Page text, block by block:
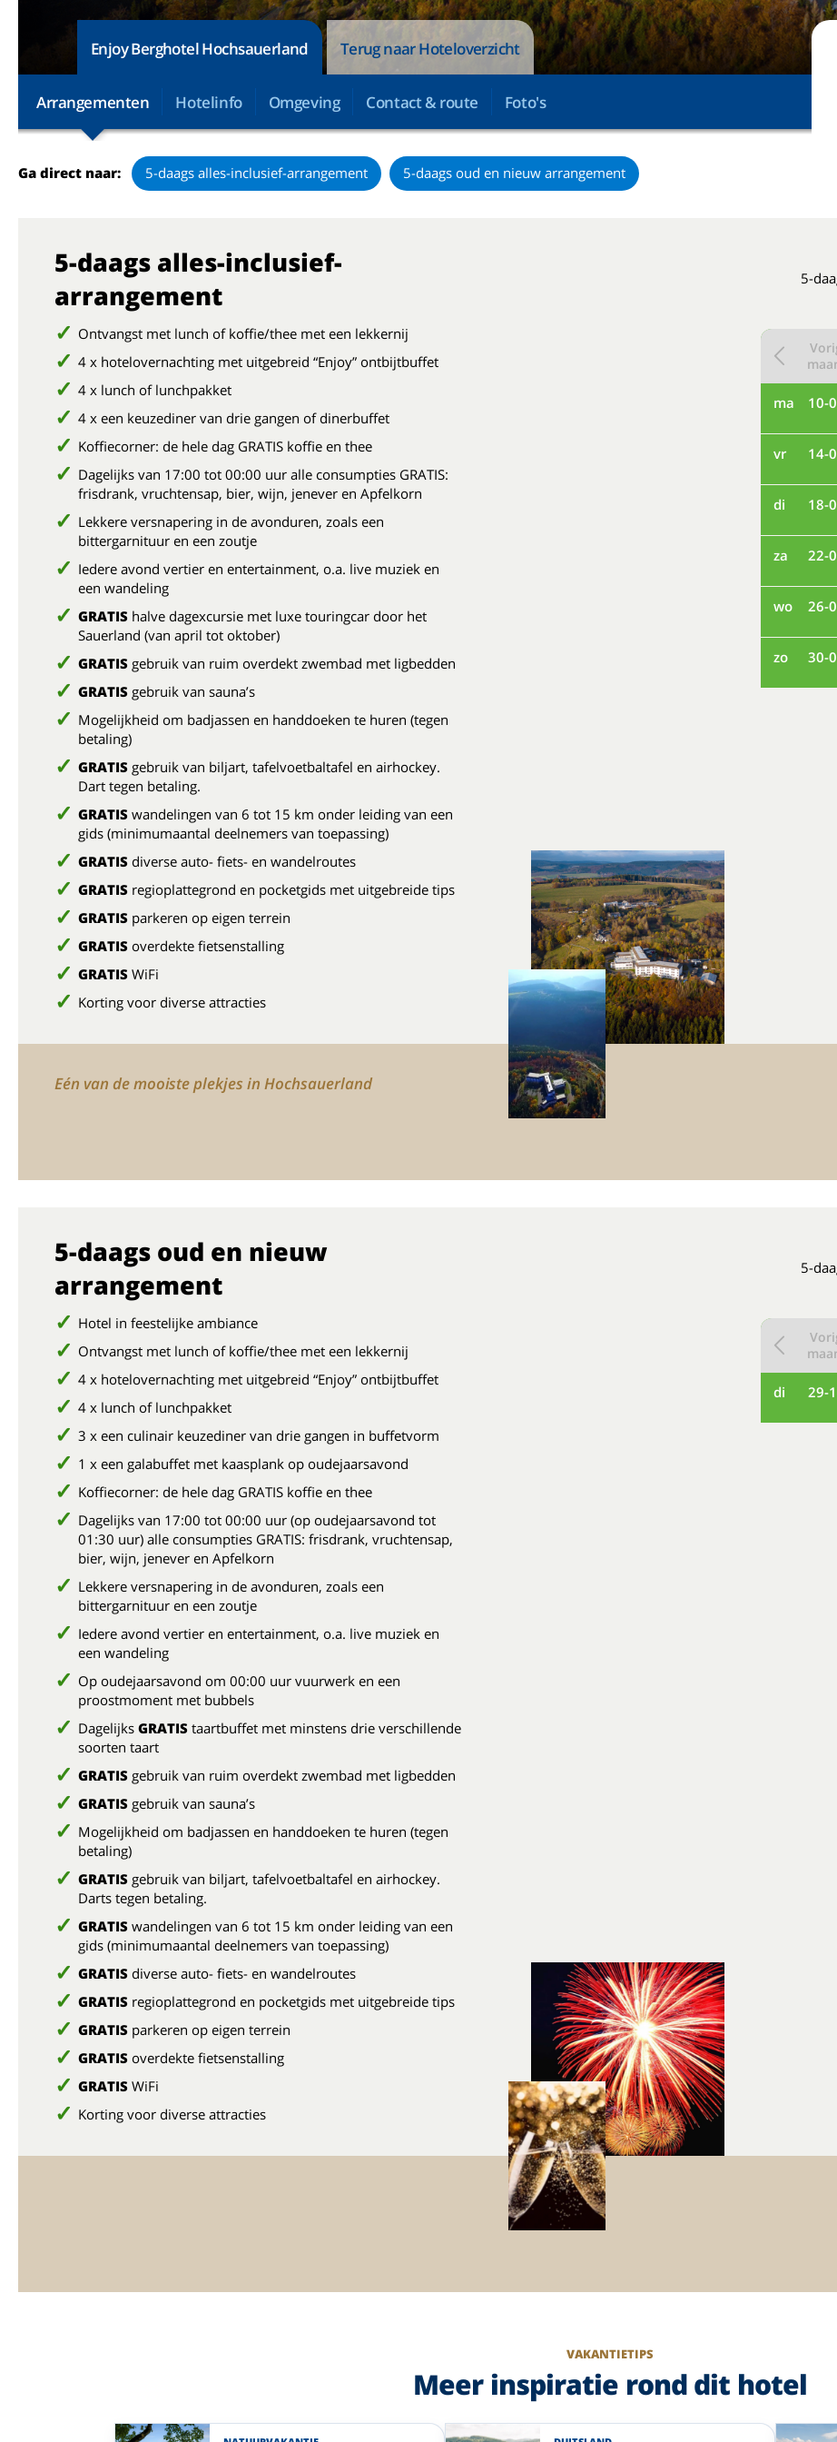
Enjoy Berghotel Hochsauerland Terug naar Hoteloverzicht
Arrangementen Hotelinfo Omgeving Contact & route Foto's
Ga direct naar: 5-daags alles-inclusief-arrangement 5-daags oud en nieuw arrangement
5-daags alles-inclusief-
arrangement
Ontvangst met lunch of koffie/thee met een lekkernij
4 x hotelovernachting met uitgebreid “Enjoy” ontbijtbuffet
4 x lunch of lunchpakket
4 x een keuzediner van drie gangen of dinerbuffet
Koffiecorner: de hele dag GRATIS koffie en thee
Dagelijks van 17:00 tot 00:00 uur alle consumpties GRATIS:
frisdrank, vruchtensap, bier, wijn, jenever en Apfelkorn
Lekkere versnapering in de avonduren, zoals een
bittergarnituur en een zoutje
Iedere avond vertier en entertainment, o.a. live muziek en
een wandeling
GRATIS halve dagexcursie met luxe touringcar door het
Sauerland (van april tot oktober)
GRATIS gebruik van ruim overdekt zwembad met ligbedden
GRATIS gebruik van sauna’s
Mogelijkheid om badjassen en handdoeken te huren (tegen
betaling)
GRATIS gebruik van biljart, tafelvoetbaltafel en airhockey.
Dart tegen betaling.
GRATIS wandelingen van 6 tot 15 km onder leiding van een
gids (minimumaantal deelnemers van toepassing)
GRATIS diverse auto- fiets- en wandelroutes
GRATIS regioplattegrond en pocketgids met uitgebreide tips
GRATIS parkeren op eigen terrein
GRATIS overdekte fietsenstalling
GRATIS WiFi
Korting voor diverse attracties
5-
ma 10-
vr 14-
di 18-
za 22-
wo 26-
zo 30-
Eén van de mooiste plekjes in Hochsauerland
5-daags oud en nieuw
arrangement
Hotel in feestelijke ambiance
Ontvangst met lunch of koffie/thee met een lekkernij
4 x hotelovernachting met uitgebreid “Enjoy” ontbijtbuffet
4 x lunch of lunchpakket
3 x een culinair keuzediner van drie gangen in buffetvorm
1 x een galabuffet met kaasplank op oudejaarsavond
Koffiecorner: de hele dag GRATIS koffie en thee
Dagelijks van 17:00 tot 00:00 uur (op oudejaarsavond tot
01:30 uur) alle consumpties GRATIS: frisdrank, vruchtensap,
bier, wijn, jenever en Apfelkorn
Lekkere versnapering in de avonduren, zoals een
bittergarnituur en een zoutje
Iedere avond vertier en entertainment, o.a. live muziek en
een wandeling
Op oudejaarsavond om 00:00 uur vuurwerk en een
proostmoment met bubbels
Dagelijks GRATIS taartbuffet met minstens drie verschillende
soorten taart
GRATIS gebruik van ruim overdekt zwembad met ligbedden
GRATIS gebruik van sauna’s
Mogelijkheid om badjassen en handdoeken te huren (tegen
betaling)
GRATIS gebruik van biljart, tafelvoetbaltafel en airhockey.
Darts tegen betaling.
GRATIS wandelingen van 6 tot 15 km onder leiding van een
gids (minimumaantal deelnemers van toepassing)
GRATIS diverse auto- fiets- en wandelroutes
GRATIS regioplattegrond en pocketgids met uitgebreide tips
GRATIS parkeren op eigen terrein
GRATIS overdekte fietsenstalling
GRATIS WiFi
Korting voor diverse attracties
5-
di 29-
VAKANTIETIPS
Meer inspiratie rond dit hotel